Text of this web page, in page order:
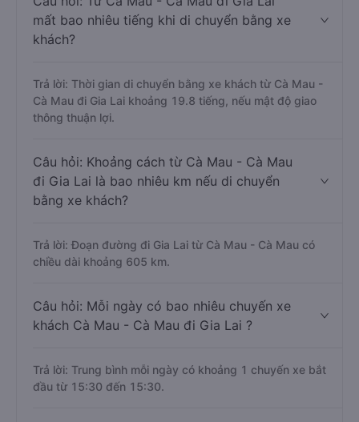
mất bao nhiêu tiếng khi di chuyển bằng xe
khách?
Trả lời: Thời gian di chuyển bằng xe khách từ Cà Mau -
Cà Mau đi Gia Lai khoảng 19.8 tiếng, nếu mật độ giao
thông thuận lợi.
Câu hỏi: Khoảng cách từ Cà Mau - Cà Mau
đi Gia Lai là bao nhiêu km nếu di chuyển
bằng xe khách?
Trả lời: Đoạn đường đi Gia Lai từ Cà Mau - Cà Mau có
chiều dài khoảng 605 km.
Câu hỏi: Mỗi ngày có bao nhiêu chuyến xe
khách Cà Mau - Cà Mau đi Gia Lai ?
Trả lời: Trung bình mỗi ngày có khoảng 1 chuyến xe bắt
đầu từ 15:30 đến 15:30.